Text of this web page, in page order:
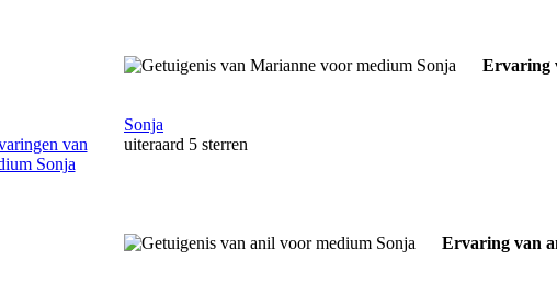
Ervaring
Sonja
uiteraard 5 sterren
Ervaring van